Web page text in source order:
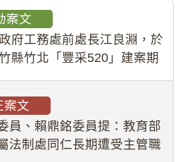
案文
府工務處前處長江良淵，於
縣竹北「豐采520」建案期
餘元，並長期收受建商餽
顧公共安全，圖利默許建商
間
案文
員、賴鼎銘委員提：教育部
法制處同仁長期遭受主管職